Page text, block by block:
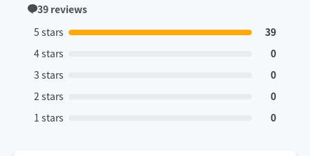
39 reviews
5 stars
39
4 stars
0
3 stars
0
2 stars
0
1 stars
0